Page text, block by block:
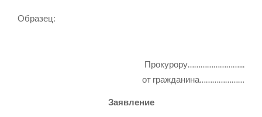
Образец:
Прокурору……………………...
от гражданина…………………
Заявление